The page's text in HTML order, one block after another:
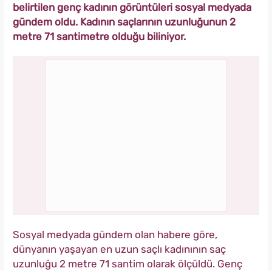
belirtilen genç kadının görüntüleri sosyal medyada
gündem oldu. Kadının saçlarının uzunluğunun 2
metre 71 santimetre olduğu biliniyor.
Sosyal medyada gündem olan habere göre,
dünyanın yaşayan en uzun saçlı kadınının saç
uzunluğu 2 metre 71 santim olarak ölçüldü. Genç